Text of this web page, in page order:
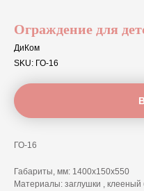
Ограждение для
ДиКом
SKU: ГО-16
ГО-16
Габариты, мм: 1400х150х550
Материалы: заглушки ,